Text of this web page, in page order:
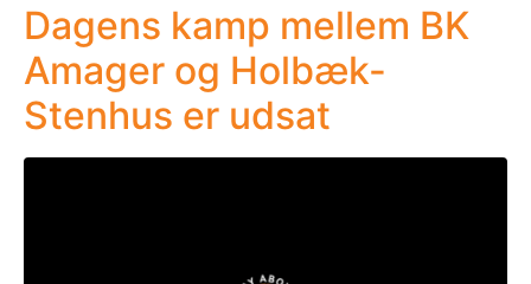
Dagens kamp mellem BK
Amager og Holbæk-
Stenhus er udsat